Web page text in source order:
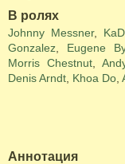
В ролях
Johnny Messner,
Gonzalez
Eugene
Morris Chestnut ,
Denis Arndt Khoa Do
Аннотация